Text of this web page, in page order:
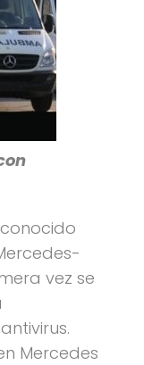
vez se
Mercedes